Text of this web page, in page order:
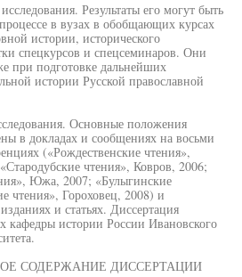
Результаты его могут быть
в вузах в обобщающих курсах
истории, исторического
спецкурсов и спецсеминаров. Они
при подготовке дальнейших
истории Русской православной
Основные положения
в докладах и сообщениях на восьми
(«Рождественские чтения»,
чтения», Ковров, 2006;
Южа, 2007; «Булыгинские
чтения», Гороховец, 2008) и
и статьях. Диссертация
кафедры истории России Ивановского
СОДЕРЖАНИЕ ДИССЕРТАЦИИ